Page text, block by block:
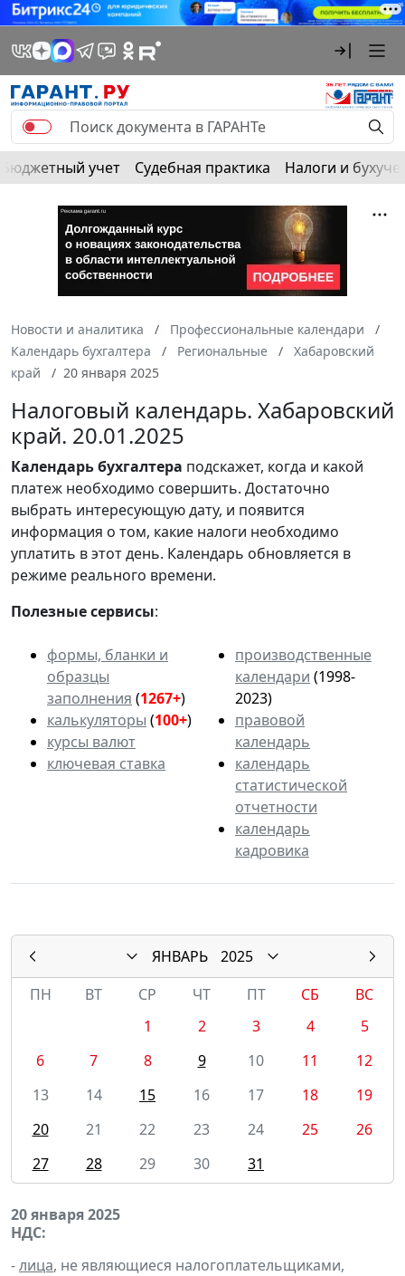
Бюджетный учет Судебная практика Налоги и
Новости и аналитика
Профессиональные календари
Календарь бухгалтера
Региональные
Хабаровский
край
20 января 2025
Налоговый календарь. Хабаровский
край. 20.01.2025
Календарьбухгалтера подскажет, когда и какой
платеж необходимо совершить. Достаточно
выбрать интересующую дату, и появится
информация о том, какие налоги необходимо
уплатить в этот день. Календарь обновляется в
режиме реального времени.
Полезные сервисы:
формы, бланки и
образцы
заполнения (1267+)
калькуляторы (100+)
курсы валют
ключевая ставка
производственные
календари (1998-
2023)
правовой
календарь
календарь
статистической
отчетности
календарь
кадровика
ЯНВАРЬ
2025
ПН
ВТ СР ЧТ ПТ СБ
ВС
1
2 3 4
5
6
7 8 9 10 11
12
13
14 15 16 17 18
19
20
21 22 23 24 25
26
27
28 29 30 31
20 января 2025
НДС:
-лица, не являющиеся налогоплательщиками,